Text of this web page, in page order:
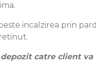
incalzirea prin
catre client